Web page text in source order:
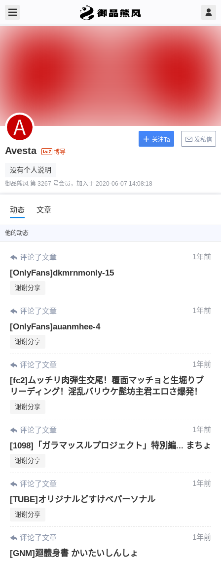
Avesta 博导
没有个人说明
御品熊风 第 3267 号会员，加入于 2020-06-07 14:08:18
关注Ta 发私信
动态 文章
他的动态
评论了文章 1年前
[OnlyFans]dkmrnmonly-15
谢谢分享
评论了文章 1年前
[OnlyFans]auanmhee-4
谢谢分享
评论了文章 1年前
[fc2]ムッチリ肉弾生交尾！覆面マッチョと生堀りブ
リーディング！淫乱バリウケ髭坊主君エロさ爆発！
谢谢分享
评论了文章 1年前
[1098]「ガラマッスルプロジェクト」特別編... まちょ
谢谢分享
评论了文章 1年前
[TUBE]オリジナルどすけべパーソナル
谢谢分享
评论了文章 1年前
[GNM]廻體身書 かいたいしんしょ